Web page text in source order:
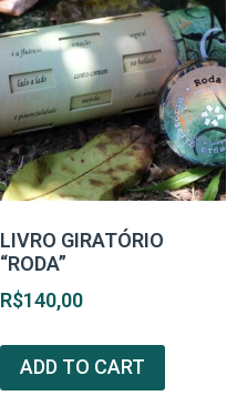
LIVRO GIRATÓRIO
“RODA”
R$140,00
ADD TO CART